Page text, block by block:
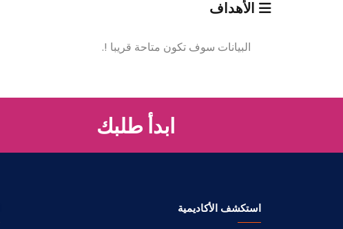
الأهداف
البيانات سوف تكون متاحة قريبا !.
ابدأ طلبك
استكشف الأكاديمية